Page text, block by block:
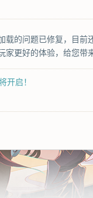
载的问题已修复，目前
更好的体验，给您带
开启！